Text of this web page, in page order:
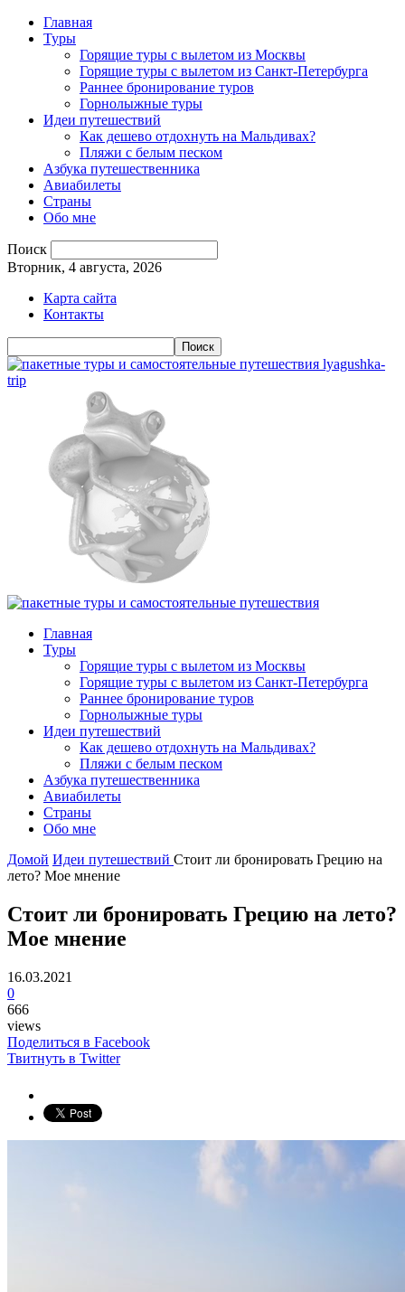
Главная
Туры
Горящие туры с вылетом из Москвы
Горящие туры с вылетом из Санкт-Петербурга
Раннее бронирование туров
Горнолыжные туры
Идеи путешествий
Как дешево отдохнуть на Мальдивах?
Пляжи с белым песком
Азбука путешественника
Авиабилеты
Страны
Обо мне
Поиск
Вторник, 4 августа, 2026
Карта сайта
Контакты
lyagushka-
trip
Главная
Туры
Горящие туры с вылетом из Москвы
Горящие туры с вылетом из Санкт-Петербурга
Раннее бронирование туров
Горнолыжные туры
Идеи путешествий
Как дешево отдохнуть на Мальдивах?
Пляжи с белым песком
Азбука путешественника
Авиабилеты
Страны
Обо мне
Домой Идеи путешествий Стоит ли бронировать Грецию на
лето? Мое мнение
Стоит ли бронировать Грецию на лето?
Мое мнение
16.03.2021
0
666
views
Поделиться в Facebook
Твитнуть в Twitter